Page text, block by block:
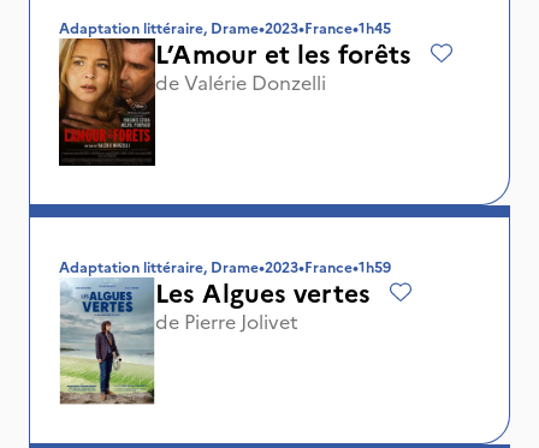
Adaptation littéraire, Drame•2023•France•1h45
L’Amour et les forêts
deValérie Donzelli
Adaptation littéraire, Drame•2023•France•1h59
Les Algues vertes
de Pierre Jolivet